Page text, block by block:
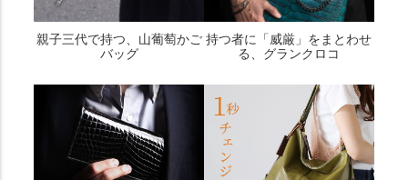
親子三代で持つ、山葡萄かご
バッグ
持つ者に「威厳」をまとわせ
る、グランクロコ